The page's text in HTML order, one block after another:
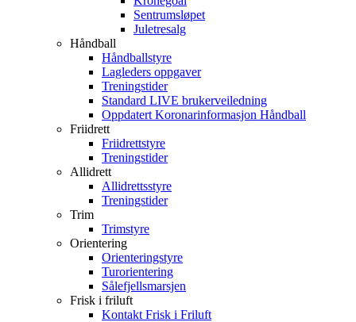
Sentrumsløpet
Juletresalg
Håndball
Håndballstyre
Lagleders oppgaver
Treningstider
Standard LIVE brukerveiledning
Oppdatert Koronarinformasjon Håndball
Friidrett
Friidrettstyre
Treningstider
Allidrett
Allidrettsstyre
Treningstider
Trim
Trimstyre
Orientering
Orienteringstyre
Turorientering
Sålefjellsmarsjen
Frisk i friluft
Kontakt Frisk i Friluft